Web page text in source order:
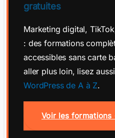
gratuites
Marketing digital,
: des formations
accessibles sans carte
aller plus loin, lisez aussi
WordPress de A à Z.
Voir les formations